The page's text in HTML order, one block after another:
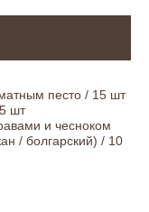
песто / 15 шт
шт
и чесноком
/ болгарский) / 10